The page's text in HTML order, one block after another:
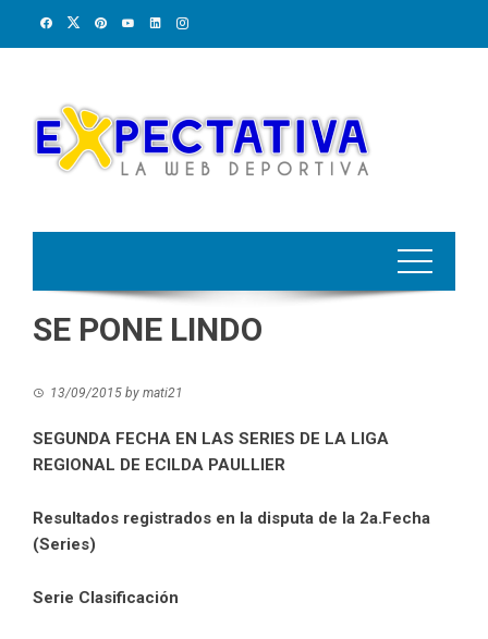
SE PONE LINDO
13/09/2015 by mati21
SEGUNDA FECHA EN LAS SERIES DE LA LIGA
REGIONAL DE ECILDA PAULLIER
Resultados registrados en la disputa de la 2a.Fecha
(Series)
Serie Clasificación